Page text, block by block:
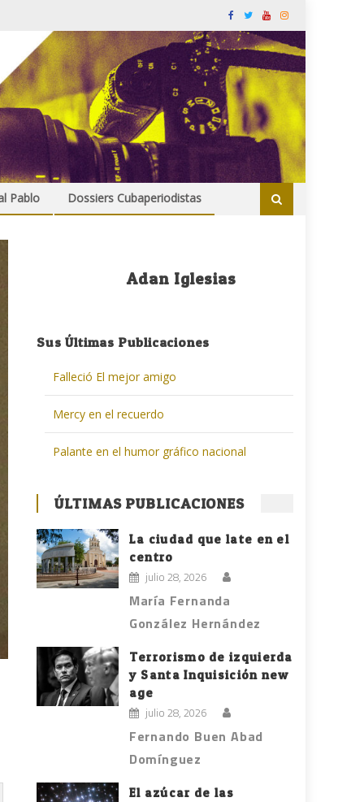
Pablo Dossiers Cubaperiodistas
Adan Iglesias
Sus Últimas Publicaciones
Falleció El mejor amigo
Mercy en el recuerdo
Palante en el humor gráfico nacional
ÚLTIMAS PUBLICACIONES
La ciudad que late en el
centro
julio 28, 2026
María Fernanda
González Hernández
Terrorismo de izquierda
y Santa Inquisición new
age
julio 28, 2026
Fernando Buen Abad
Domínguez
El azúcar de las